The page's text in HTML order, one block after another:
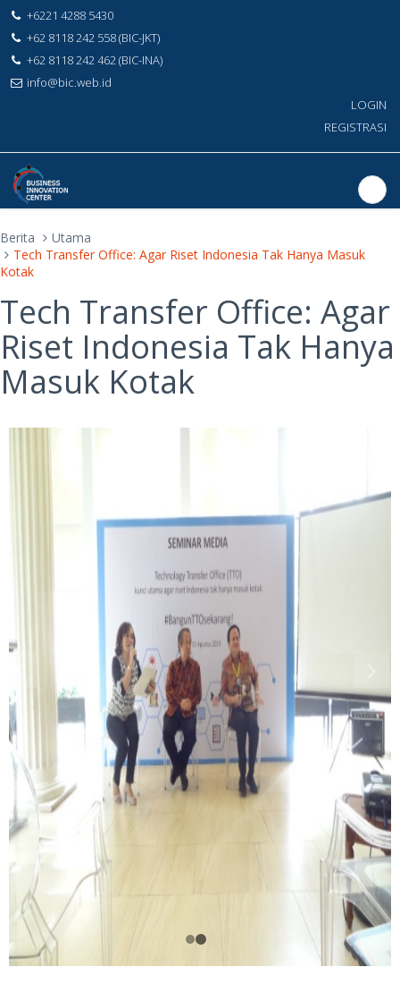
+6221 4288 5430
+62 8118 242 558 (BIC-JKT)
+62 8118 242 462 (BIC-INA)
info@bic.web.id
LOGIN
REGISTRASI
Berita
Utama
Tech Transfer Office: Agar Riset Indonesia Tak Hanya Masuk
Kotak
Tech Transfer Office: Agar
Riset Indonesia Tak Hanya
Masuk Kotak